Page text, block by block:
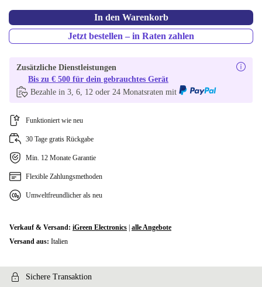
In den Warenkorb
Jetzt bestellen – in Raten zahlen
Zusätzliche Dienstleistungen
Bis zu € 500 für dein gebrauchtes Gerät
Bezahle in 3, 6, 12 oder 24 Monatsraten mit
Funktioniert wie neu
30 Tage gratis Rückgabe
Min. 12 Monate Garantie
Flexible Zahlungsmethoden
Umweltfreundlicher als neu
Verkauf & Versand: iGreen Electronics alle Angebote
Versand aus: Italien
Sichere Transaktion